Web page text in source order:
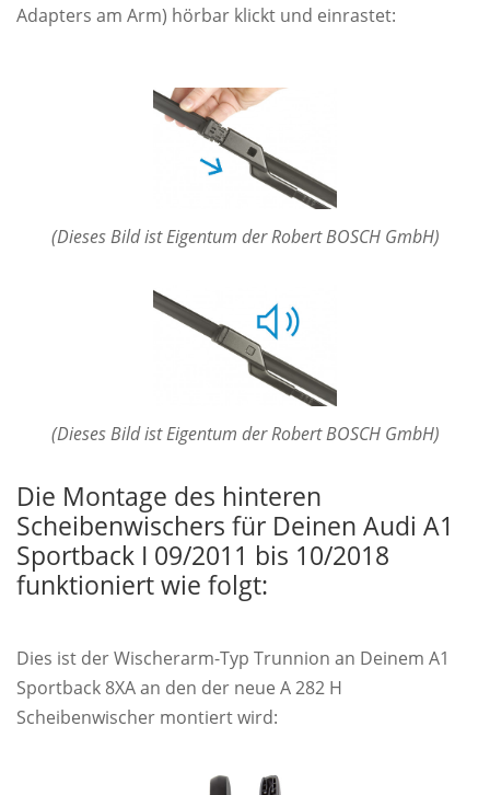
Adapters am Arm) hörbar klickt und einrastet:
(Dieses Bild ist Eigentum der Robert BOSCH GmbH)
(Dieses Bild ist Eigentum der Robert BOSCH GmbH)
Die Montage des hinteren
Scheibenwischers für Deinen Audi A1
Sportback I 09/2011 bis 10/2018
funktioniert wie folgt:
Dies ist der Wischerarm-Typ Trunnion an Deinem A1
Sportback 8XA an den der neue A 282 H
Scheibenwischer montiert wird: